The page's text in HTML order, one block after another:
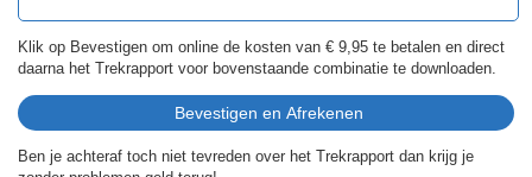
Klik op Bevestigen om online de kosten van € 9,95 te betalen en direct
daarna het Trekrapport voor bovenstaande combinatie te downloaden.
Ben je achteraf toch niet tevreden over het Trekrapport dan krijg je